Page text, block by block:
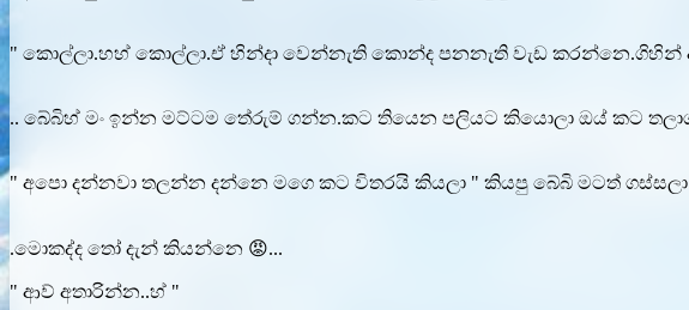
" කොල්ලා.හහ් කොල්ලා.ඒ හින්දා වෙන්නැති කොන්ද පනනැති වැඩ
.. බේබිහ් මං ඉන්න මට්ටම තේරුම් ගන්න.කට තියෙන පලියට කියොලා ඔය් කට
" අපො දන්නවා තලන්න දන්නෙ මගෙ කට විතරයි කියලා " කියපු බේබි මටත් ගස්සලා
.මොකද්ද තෝ දැන් කියන්නෙ 😡...
" ආව් අතාරින්න..හ් "